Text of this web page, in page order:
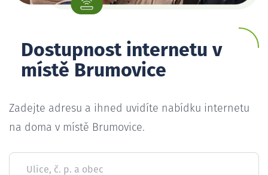
Dostupnost internetu v
místě Brumovice
Zadejte adresu a ihned uvidíte nabídku internetu
na doma v místě Brumovice.
Ulice, č. p. a obec